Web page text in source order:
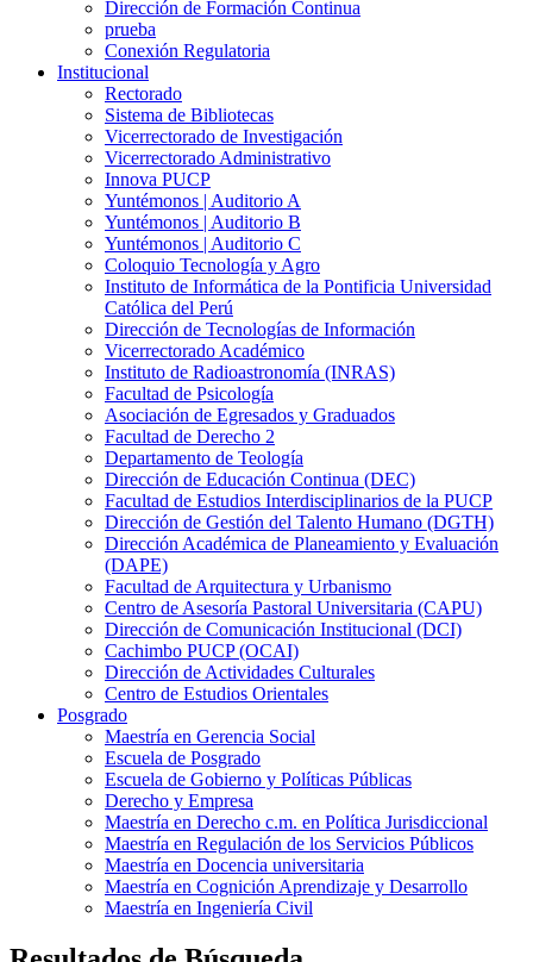
Dirección de Formación Continua
prueba
Conexión Regulatoria
Institucional
Rectorado
Sistema de Bibliotecas
Vicerrectorado de Investigación
Vicerrectorado Administrativo
Innova PUCP
Yuntémonos | Auditorio A
Yuntémonos | Auditorio B
Yuntémonos | Auditorio C
Coloquio Tecnología y Agro
Instituto de Informática de la Pontificia Universidad
Católica del Perú
Dirección de Tecnologías de Información
Vicerrectorado Académico
Instituto de Radioastronomía (INRAS)
Facultad de Psicología
Asociación de Egresados y Graduados
Facultad de Derecho 2
Departamento de Teología
Dirección de Educación Continua (DEC)
Facultad de Estudios Interdisciplinarios de la PUCP
Dirección de Gestión del Talento Humano (DGTH)
Dirección Académica de Planeamiento y Evaluación
(DAPE)
Facultad de Arquitectura y Urbanismo
Centro de Asesoría Pastoral Universitaria (CAPU)
Dirección de Comunicación Institucional (DCI)
Cachimbo PUCP (OCAI)
Dirección de Actividades Culturales
Centro de Estudios Orientales
Posgrado
Maestría en Gerencia Social
Escuela de Posgrado
Escuela de Gobierno y Políticas Públicas
Derecho y Empresa
Maestría en Derecho c.m. en Política Jurisdiccional
Maestría en Regulación de los Servicios Públicos
Maestría en Docencia universitaria
Maestría en Cognición Aprendizaje y Desarrollo
Maestría en Ingeniería Civil